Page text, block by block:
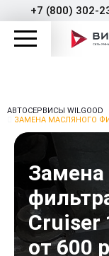
+7 (800) 302-
АВТОСЕРВИСЫ WILGOOD
ЗАМЕНА МАСЛЯНОГО
Замена
Cruiser
от 600